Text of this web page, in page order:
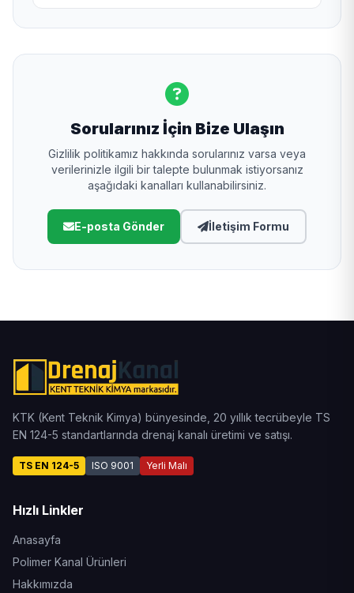
Sorularınız İçin Bize Ulaşın
Gizlilik politikamız hakkında sorularınız varsa veya
verilerinizle ilgili bir talepte bulunmak istiyorsanız
aşağıdaki kanalları kullanabilirsiniz.
E-posta Gönder İletişim Formu
KTK (Kent Teknik Kimya) bünyesinde, 20 yıllık tecrübeyle TS
EN 124-5 standartlarında drenaj kanalı üretimi ve satışı.
TS EN 124-5 ISO 9001 Yerli Malı
Hızlı Linkler
Anasayfa
Polimer Kanal Ürünleri
Hakkımızda